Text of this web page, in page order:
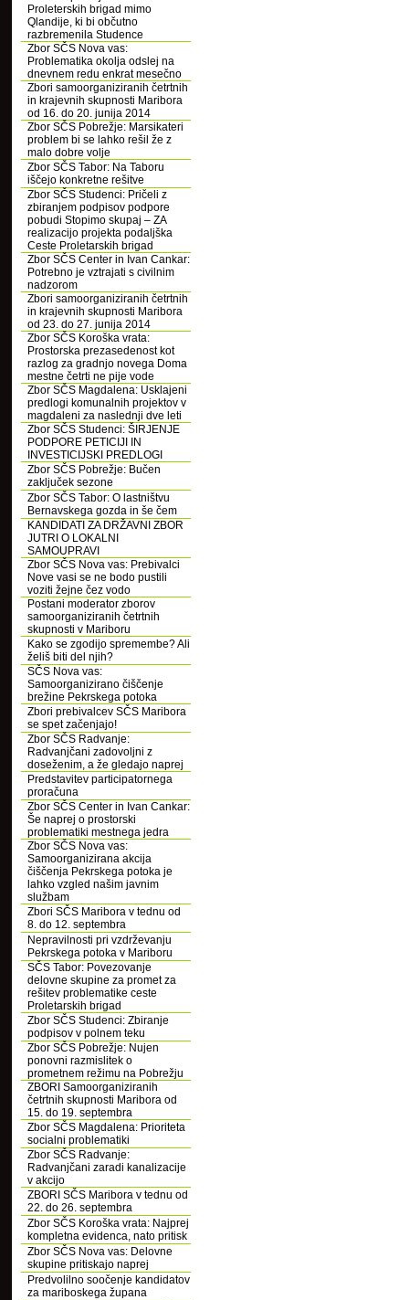
Proleterskih brigad mimo
Qlandije, ki bi občutno
razbremenila Studence
Zbor SČS Nova vas:
Problematika okolja odslej na
dnevnem redu enkrat mesečno
Zbori samoorganiziranih četrtnih
in krajevnih skupnosti Maribora
od 16. do 20. junija 2014
Zbor SČS Pobrežje: Marsikateri
problem bi se lahko rešil že z
malo dobre volje
Zbor SČS Tabor: Na Taboru
iščejo konkretne rešitve
Zbor SČS Studenci: Pričeli z
zbiranjem podpisov podpore
pobudi Stopimo skupaj – ZA
realizacijo projekta podaljška
Ceste Proletarskih brigad
Zbor SČS Center in Ivan Cankar:
Potrebno je vztrajati s civilnim
nadzorom
Zbori samoorganiziranih četrtnih
in krajevnih skupnosti Maribora
od 23. do 27. junija 2014
Zbor SČS Koroška vrata:
Prostorska prezasedenost kot
razlog za gradnjo novega Doma
mestne četrti ne pije vode
Zbor SČS Magdalena: Usklajeni
predlogi komunalnih projektov v
magdaleni za naslednji dve leti
Zbor SČS Studenci: ŠIRJENJE
PODPORE PETICIJI IN
INVESTICIJSKI PREDLOGI
Zbor SČS Pobrežje: Bučen
zaključek sezone
Zbor SČS Tabor: O lastništvu
Bernavskega gozda in še čem
KANDIDATI ZA DRŽAVNI ZBOR
JUTRI O LOKALNI
SAMOUPRAVI
Zbor SČS Nova vas: Prebivalci
Nove vasi se ne bodo pustili
voziti žejne čez vodo
Postani moderator zborov
samoorganiziranih četrtnih
skupnosti v Mariboru
Kako se zgodijo spremembe? Ali
želiš biti del njih?
SČS Nova vas:
Samoorganizirano čiščenje
brežine Pekrskega potoka
Zbori prebivalcev SČS Maribora
se spet začenjajo!
Zbor SČS Radvanje:
Radvanjčani zadovoljni z
doseženim, a že gledajo naprej
Predstavitev participatornega
proračuna
Zbor SČS Center in Ivan Cankar:
Še naprej o prostorski
problematiki mestnega jedra
Zbor SČS Nova vas:
Samoorganizirana akcija
čiščenja Pekrskega potoka je
lahko vzgled našim javnim
službam
Zbori SČS Maribora v tednu od
8. do 12. septembra
Nepravilnosti pri vzdrževanju
Pekrskega potoka v Mariboru
SČS Tabor: Povezovanje
delovne skupine za promet za
rešitev problematike ceste
Proletarskih brigad
Zbor SČS Studenci: Zbiranje
podpisov v polnem teku
Zbor SČS Pobrežje: Nujen
ponovni razmislitek o
prometnem režimu na Pobrežju
ZBORI Samoorganiziranih
četrtnih skupnosti Maribora od
15. do 19. septembra
Zbor SČS Magdalena: Prioriteta
socialni problematiki
Zbor SČS Radvanje:
Radvanjčani zaradi kanalizacije
v akcijo
ZBORI SČS Maribora v tednu od
22. do 26. septembra
Zbor SČS Koroška vrata: Najprej
kompletna evidenca, nato pritisk
Zbor SČS Nova vas: Delovne
skupine pritiskajo naprej
Predvolilno soočenje kandidatov
za mariboskega župana